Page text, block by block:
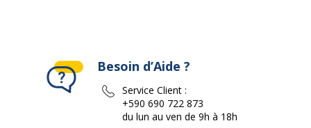
Besoin d’Aide ?
Service Client :
+590 690 722 873
du lun au ven de 9h à 18h